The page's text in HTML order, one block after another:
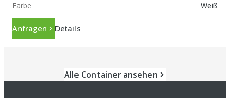
Farbe Weiß
Anfragen Details
Alle Container ansehen